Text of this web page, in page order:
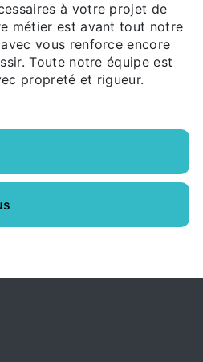
à votre projet de
métier est avant tout notre
vous renforce encore
Toute notre équipe est
propreté et rigueur.